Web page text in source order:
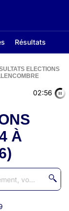
Résultats
02:56
ELECTIONS
À